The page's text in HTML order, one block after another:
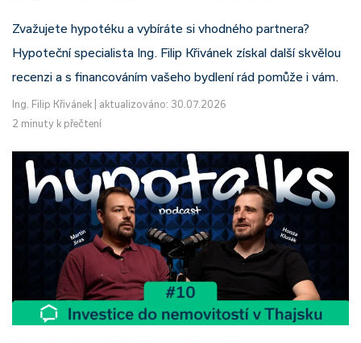
Zvažujete hypotéku a vybíráte si vhodného partnera?
Hypoteční specialista Ing. Filip Křivánek získal další skvělou
recenzi a s financováním vašeho bydlení rád pomůže i vám.
Ing. Filip Křivánek
aktualizováno: 30.07.2026
2 minuty k přečtení